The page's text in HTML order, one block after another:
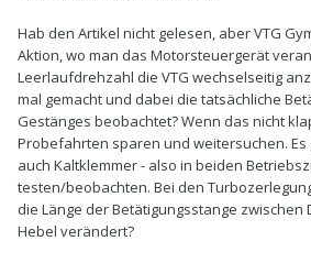
Hab den Artikel nicht gelesen, aber VTG
Aktion, wo man das Motorsteuergerät
Leerlaufdrehzahl die VTG wechselseitig
mal gemacht und dabei die tatsächliche
Gestänges beobachtet? Wenn das nicht
Probefahrten sparen und weitersuchen. Es
auch Kaltklemmer - also in beiden
testen/beobachten. Bei den
die Länge der Betätigungsstange zwischen
Hebel verändert?